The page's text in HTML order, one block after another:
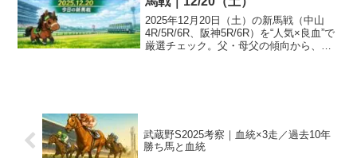
2025年12月20日（土）の新馬戦（中山
4R/5R/6R、阪神5R/6R）を“人気×良血”で
厳選チェック。父・母父の傾向から、初
武蔵野S2025考察｜血統×3走／過去10年
勝ち馬と血統